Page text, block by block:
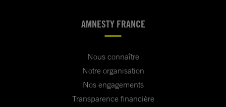
AMNESTY FRANCE
Nous connaître
Notre organisation
Nos engagements
Transparence financière